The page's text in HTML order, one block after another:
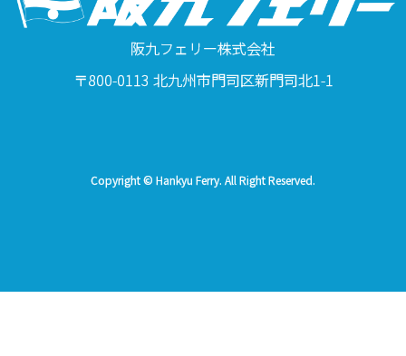
阪九フェリー株式会社
〒800-0113 北九州市門司区新門司北1-1
Copyright © Hankyu Ferry. All Right Reserved.